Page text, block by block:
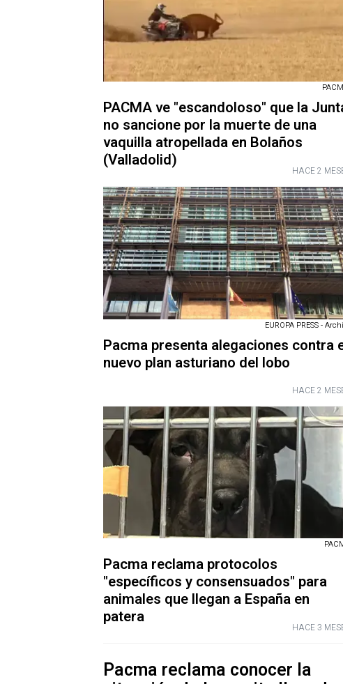
PACMA ve "escandoloso" que la
no sancione por la muerte de una
vaquilla atropellada en Bolaños
(Valladolid)
HACE 2
EUROPA PRESS -
Pacma presenta alegaciones contra
nuevo plan asturiano del lobo
HACE 2
Pacma reclama protocolos
"específicos y consensuados" para
animales que llegan a España en
patera
HACE 3
Pacma reclama conocer la